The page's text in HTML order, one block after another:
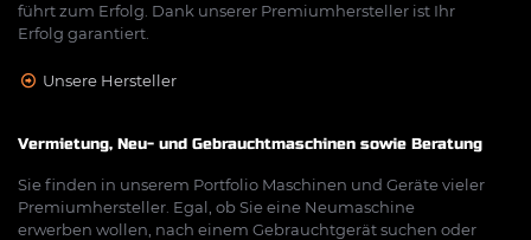
führt zum Erfolg. Dank unserer Premiumhersteller ist Ihr
Erfolg garantiert.
Unsere Hersteller
Vermietung, Neu- und Gebrauchtmaschinen sowie Beratung
Sie finden in unserem Portfolio Maschinen und Geräte vieler
Premiumhersteller. Egal, ob Sie eine Neumaschine
erwerben wollen, nach einem Gebrauchtgerät suchen oder